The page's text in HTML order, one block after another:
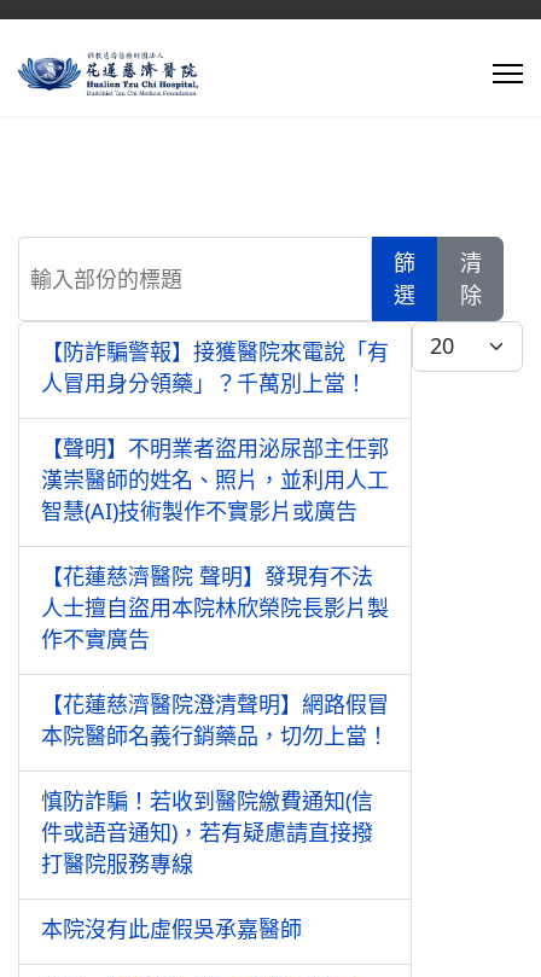
篩
選
清
除
每頁顯示條數
【防詐騙警報】接獲醫院來電說「有
人冒用身分領藥」？千萬別上當！
【聲明】不明業者盜用泌尿部主任郭
漢崇醫師的姓名、照片，並利用人工
智慧(AI)技術製作不實影片或廣告
【花蓮慈濟醫院 聲明】發現有不法
人士擅自盜用本院林欣榮院長影片製
作不實廣告
【花蓮慈濟醫院澄清聲明】網路假冒
本院醫師名義行銷藥品，切勿上當！
慎防詐騙！若收到醫院繳費通知(信
件或語音通知)，若有疑慮請直接撥
打醫院服務專線
本院沒有此虛假吳承嘉醫師